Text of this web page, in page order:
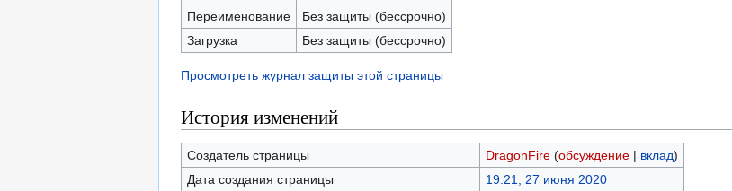
Переименование
Без защиты (бессрочно)
Загрузка
Без защиты (бессрочно)
Просмотреть журнал защиты этой страницы
История изменений
Создатель страницы DragonFire (обсуждение| вклад)
Дата создания страницы
19:21, 27 июня 2020